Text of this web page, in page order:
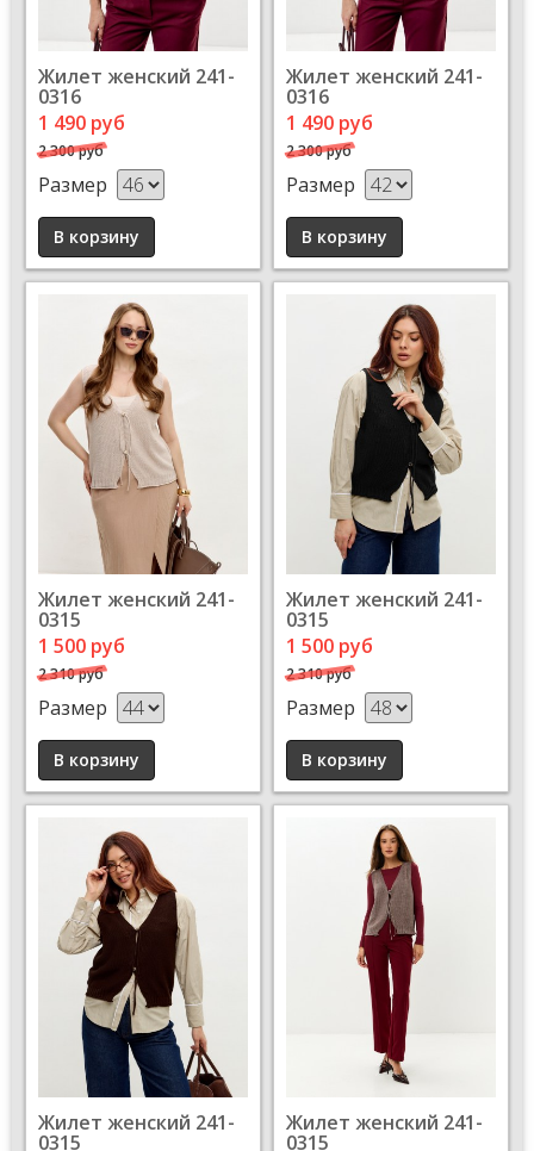
Жилет женский 241-
0316
1 490 руб
2 300 руб
Размер
Жилет женский 241-
0316
1 490 руб
2 300 руб
Размер
Жилет женский 241-
0315
1 500 руб
2 310 руб
Размер
Жилет женский 241-
0315
1 500 руб
2 310 руб
Размер
Жилет женский 241-
0315
Жилет женский 241-
0315